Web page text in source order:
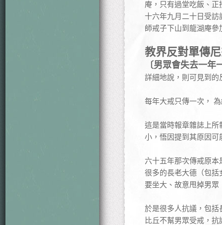
庵，只有過堂吃飯、
十六年九月二十日受
師戒子下山到龍湖庵
教界反對單傳
〔男眾會失去一年
詳細地說，則可見到
每年大戒只傳一次，
這是當時報章雜誌上
小，悟因提到其原因
六十五年那次傳戒原
很多的長老大德（包
要坐大、故意甩掉男
於是很多人抗議，包
比丘不幫男眾受戒，